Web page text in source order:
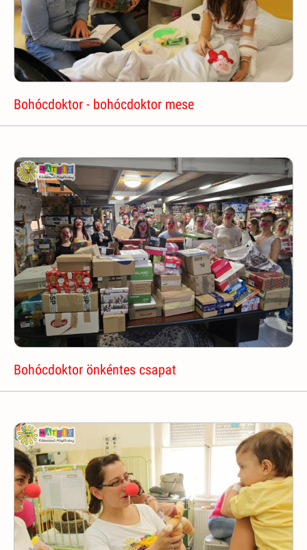
Bohócdoktor - bohócdoktor mese
Bohócdoktor önkéntes csapat